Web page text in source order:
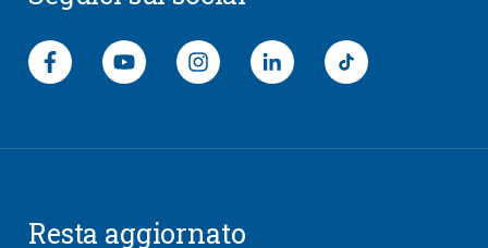
Seguici su Facebook
Segui il canale Youtube
Seguici su Instagram
Seguici su LinkedIn
Resta aggiornato